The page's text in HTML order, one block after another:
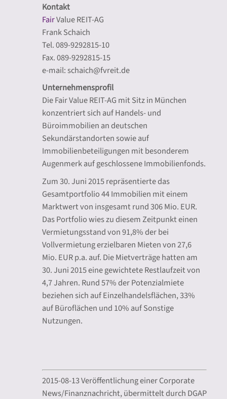
Kontakt
FairValue REIT-AG
Frank Schaich
Tel. 089-9292815-10
Fax. 089-9292815-15
e-mail: schaich@fvreit.de
Unternehmensprofil
Die Fair Value REIT-AG mit Sitz in München
konzentriert sich auf Handels- und
Büroimmobilien an deutschen
Sekundärstandorten sowie auf
Immobilienbeteiligungen mit besonderem
Augenmerk auf geschlossene Immobilienfonds.
Zum 30. Juni 2015 repräsentierte das
Gesamtportfolio 44 Immobilien mit einem
Marktwert von insgesamt rund 306 Mio. EUR.
Das Portfolio wies zu diesem Zeitpunkt einen
Vermietungsstand von 91,8% der bei
Vollvermietung erzielbaren Mieten von 27,6
Mio. EUR p.a. auf. Die Mietverträge hatten am
30. Juni 2015 eine gewichtete Restlaufzeit von
4,7 Jahren. Rund 57% der Potenzialmiete
beziehen sich auf Einzelhandelsflächen, 33%
auf Büroflächen und 10% auf Sonstige
Nutzungen.
2015-08-13 Veröffentlichung einer Corporate
News/Finanznachricht, übermittelt durch DGAP